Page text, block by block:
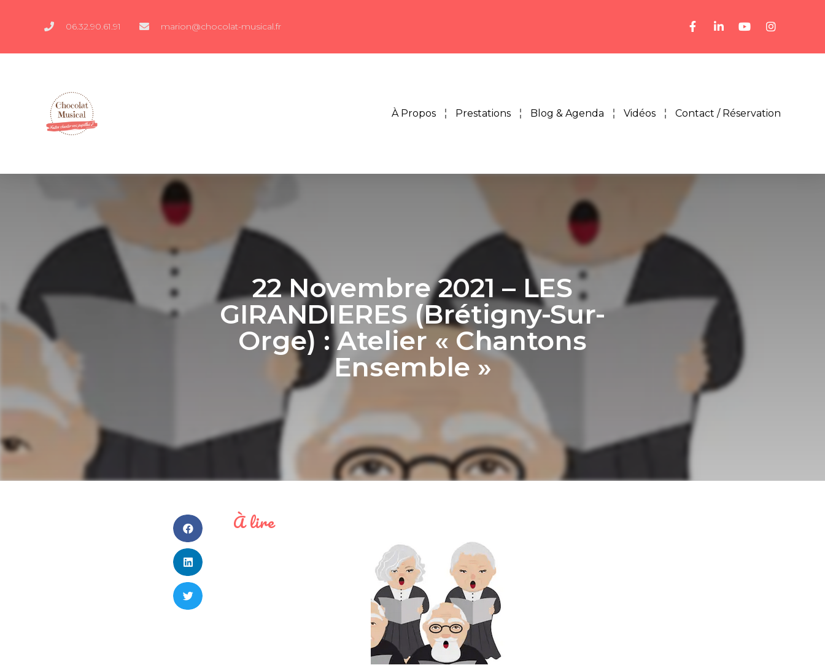
06.32.90.61.91 marion@chocolat-musical.fr
À Propos Prestations Blog & Agenda Vidéos Contact / Réservation
22 Novembre 2021 – LES
GIRANDIERES (Brétigny-Sur-
Orge) : Atelier « Chantons
Ensemble »
À lire